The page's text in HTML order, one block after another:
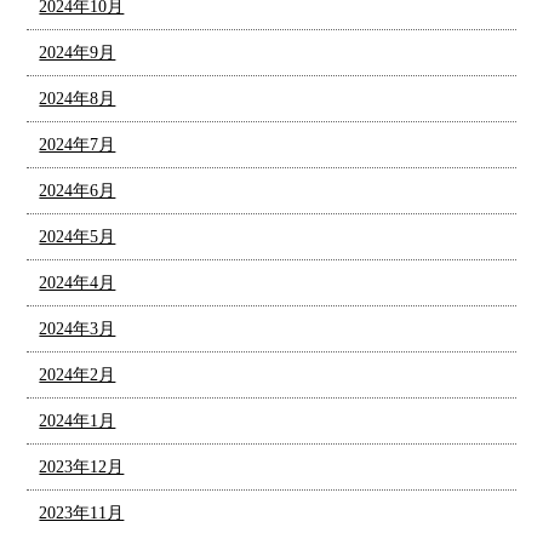
2024年10月
2024年9月
2024年8月
2024年7月
2024年6月
2024年5月
2024年4月
2024年3月
2024年2月
2024年1月
2023年12月
2023年11月